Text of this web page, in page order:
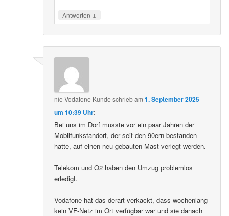
Antworten ↓
nie Vodafone Kunde schriebam1. September 2025
um 10:39 Uhr:
Bei uns im Dorf musste vor ein paar Jahren der
Mobilfunkstandort, der seit den 90ern bestanden
hatte, auf einen neu gebauten Mast verlegt werden.
Telekom und O2 haben den Umzug problemlos
erledigt.
Vodafone hat das derart verkackt, dass wochenlang
kein VF-Netz im Ort verfügbar war und sie danach